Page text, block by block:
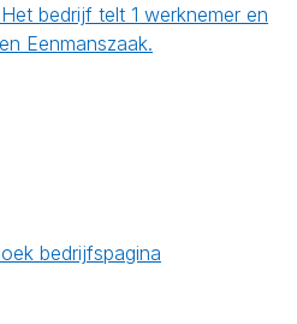
bedrijf telt 1 werknemer en
Eenmanszaak.
bedrijfspagina